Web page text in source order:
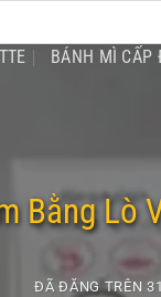
BÁNH MÌ CẤP
Bằng Lò
ĐÃ ĐĂNG TRÊN